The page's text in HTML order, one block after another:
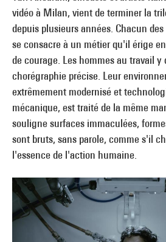
vidéo à Milan, vient de terminer la
depuis plusieurs années. Chacun
se consacre à un métier qu'il érige
de courage. Les hommes au travail y
chorégraphie précise. Leur
extrêmement modernisé et
mécanique, est traité de la même
souligne surfaces immaculées,
sont bruts, sans parole, comme s'il
l'essence de l'action humaine.